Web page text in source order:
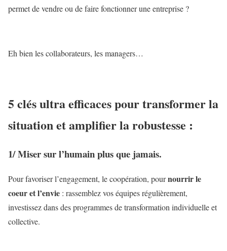
permet de vendre ou de faire fonctionner une entreprise ?
Eh bien les collaborateurs, les managers…
5 clés ultra efficaces pour transformer la
situation et amplifier la robustesse :
1/ Miser sur l’humain plus que jamais.
Pour favoriser l’engagement, le coopération, pournourrir le
coeur et l’envie : rassemblez vos équipes régulièrement,
investissez dans des programmes de transformation individuelle et
collective.